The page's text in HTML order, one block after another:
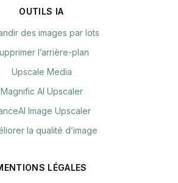
OUTILS IA
des images par lots
l’arrière-plan
Upscale Media
Magnific AI Upscaler
Image Upscaler
la qualité d’image
LÉGALES